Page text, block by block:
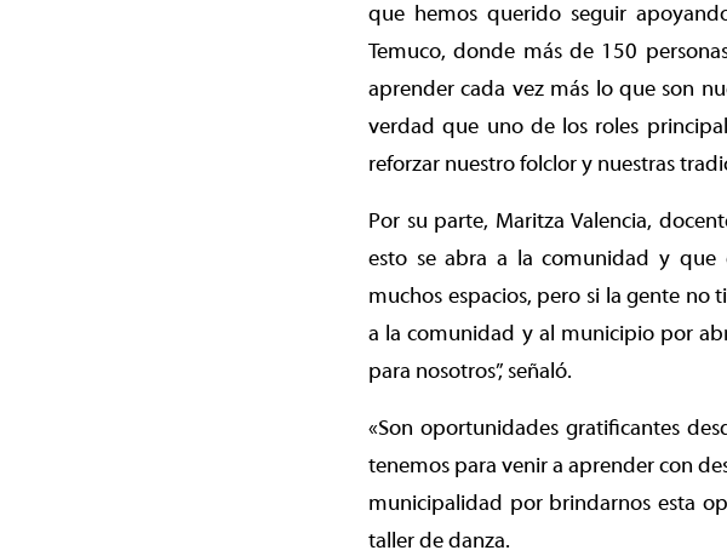
que hemos querido seguir
Temuco, donde más de 150
aprender cada vez más lo que son
verdad que uno de los roles
reforzar nuestro folclor y nuestras
Por su parte, Maritza Valencia,
esto se abra a la comunidad y que
muchos espacios, pero si la gente no
a la comunidad y al municipio por
para nosotros”, señaló.
«Son oportunidades gratificantes
tenemos para venir a aprender con
municipalidad por brindarnos esta
taller de danza.